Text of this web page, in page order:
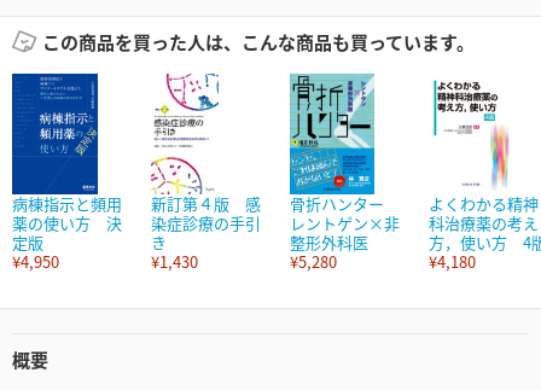
この商品を買った人は、こんな商品も買っています。
病棟指示と頻用
薬の使い方 決
定版
¥4,950
新訂第４版 感
染症診療の手引
き
¥1,430
骨折ハンター
レントゲン×非
整形外科医
¥5,280
よくわかる精神
科治療薬の考え
方，使い方 4
¥4,180
概要